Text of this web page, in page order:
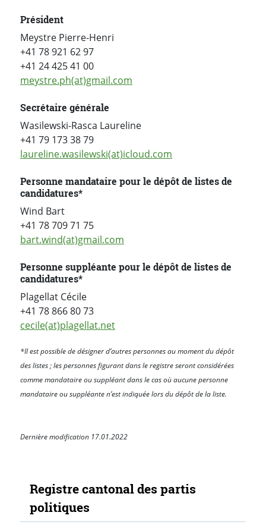
Président
Meystre Pierre-Henri
+41 78 921 62 97
+41 24 425 41 00
meystre.ph(at)gmail.com
Secrétaire générale
Wasilewski-Rasca Laureline
+41 79 173 38 79
laureline.wasilewski(at)icloud.com
Personne mandataire pour le dépôt de listes de
candidatures*
Wind Bart
+41 78 709 71 75
bart.wind(at)gmail.com
Personne suppléante pour le dépôt de listes de
candidatures*
Plagellat Cécile
+41 78 866 80 73
cecile(at)plagellat.net
*Il est possible de désigner d’autres personnes au moment du dépôt
des listes ; les personnes figurant dans le registre seront considérées
comme mandataire ou suppléant dans le cas où aucune personne
mandataire ou suppléante n’est indiquée lors du dépôt de la liste.
Dernière modification 17.01.2022
Navigation secondaire
Registre cantonal des partis
politiques